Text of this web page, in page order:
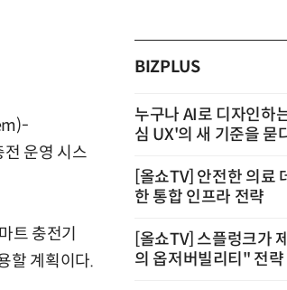
운영 시스
트 충전기
할 계획이다.
BIZPLUS
누구나 AI로 디자인하
심 UX'의 새 기준을 묻
[올쇼TV] 안전한 의료
한 통합 인프라 전략
[올쇼TV] 스플렁크가
의 옵저버빌리티" 전략